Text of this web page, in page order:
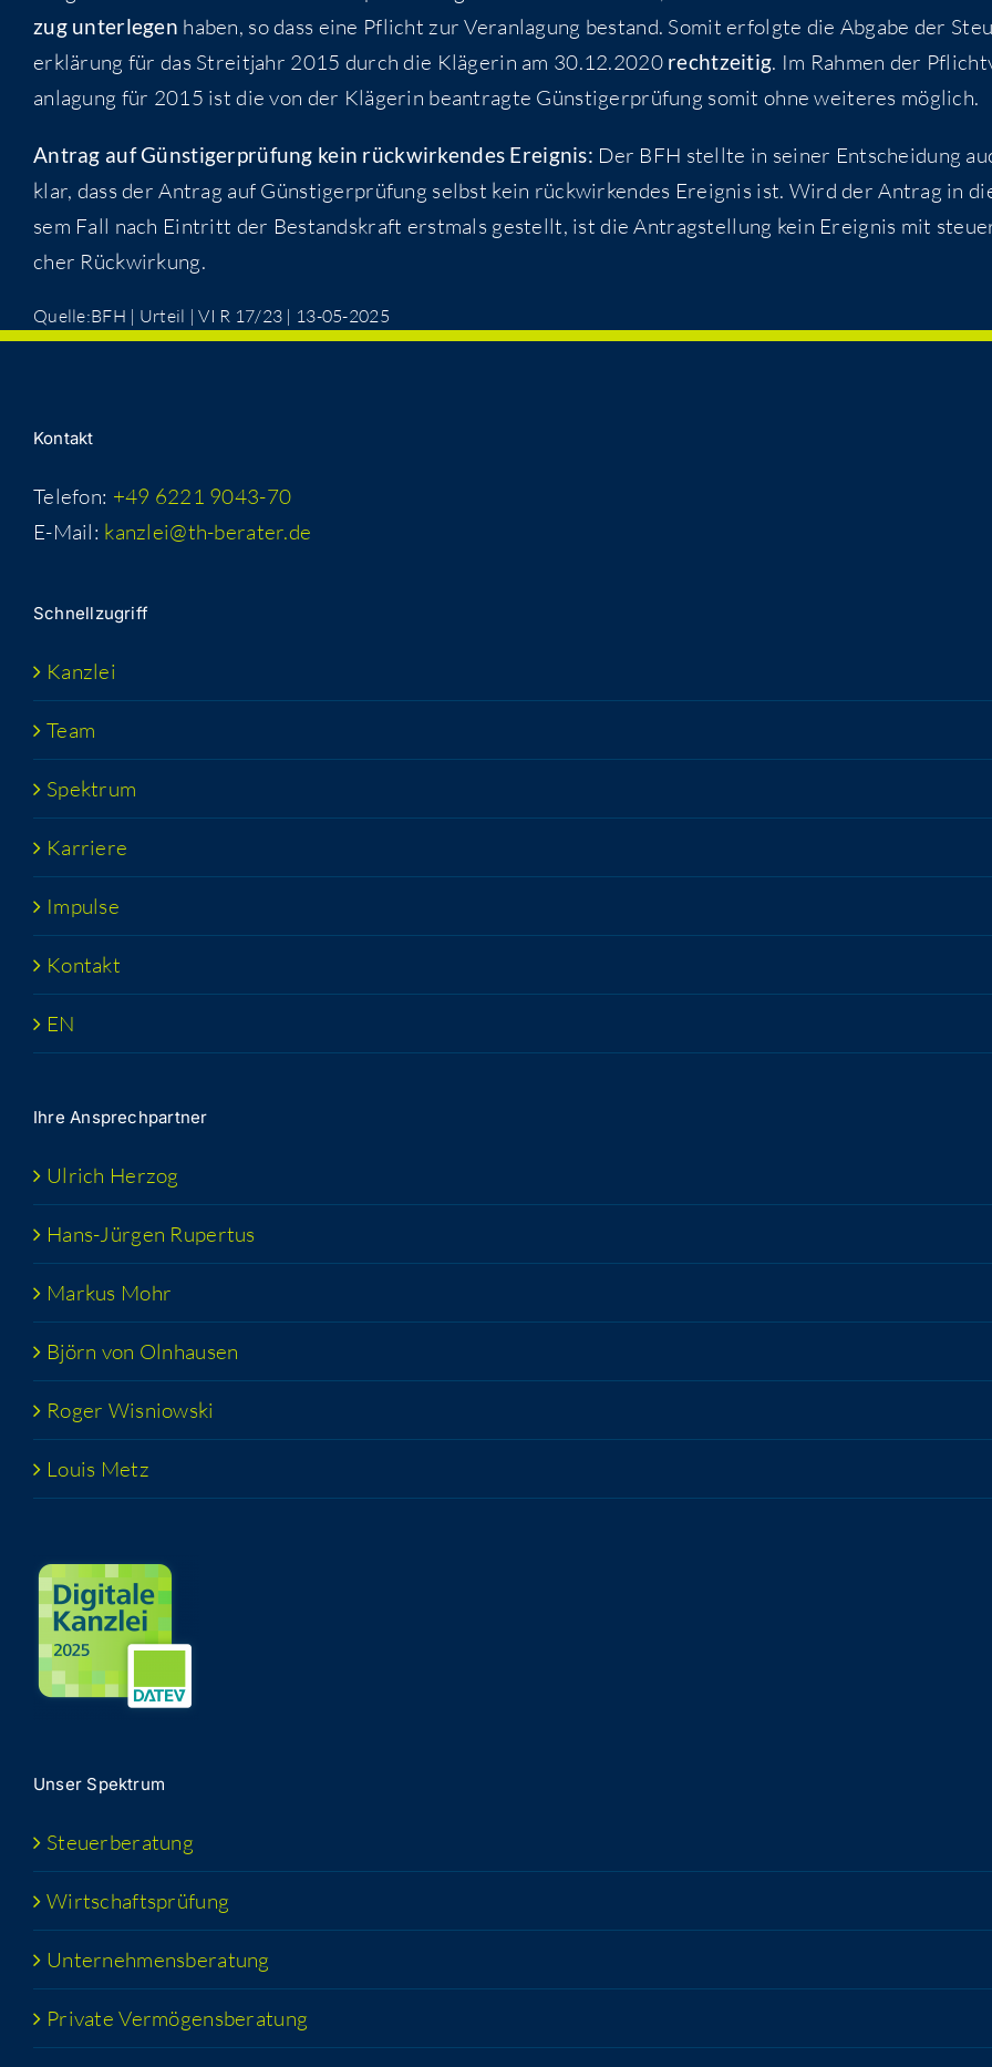
zug unter­le­gen haben, so dass eine Pflicht zur Ver­an­la­gung bestand. Somit erfolg­te die Abga­be der
erklä­rung für das Streit­jahr 2015 durch die Klä­ge­rin am 30.12.2020 recht­zei­tig. Im Rah­men der
an­la­gung für 2015 ist die von der Klä­ge­rin bean­trag­te Güns­ti­ger­prü­fung somit ohne wei­te­res möglich.
Antrag auf Güns­ti­ger­prü­fung kein rück­wir­ken­des Ereig­nis: Der BFH stell­te in sei­ner Ent­schei­dung
klar, dass der Antrag auf Güns­ti­ger­prü­fung selbst kein rück­wir­ken­des Ereig­nis ist. Wird der Antrag in
sem Fall nach Ein­tritt der Bestands­kraft erst­mals gestellt, ist die Antrag­stel­lung kein Ereig­nis mit
cher Rückwirkung.
Quelle:BFH | Urteil | VI R 17/23 | 13-05-2025
Kon­takt
Telefon: +49 6221 9043-70
E-Mail: kanzlei@th-berater.de
Schnell­zu­griff
Kanz­lei
Team
Spek­trum
Kar­rie­re
Impul­se
Kon­takt
EN
Ihre Ansprech­part­ner
Ulrich Her­zog
Hans-Jür­­gen Rupertus
Mar­kus Mohr
Björn von Olnhausen
Roger Wis­niow­ski
Lou­is Metz
Unser Spek­trum
Steu­er­be­ra­tung
Wirt­schafts­prü­fung
Unter­neh­mens­be­ra­tung
Pri­va­te Vermögensberatung